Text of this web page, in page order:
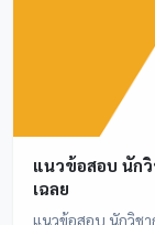
แนวข้อสอบ นัก
เฉลย
แนวข้อสอบ นักวิชา